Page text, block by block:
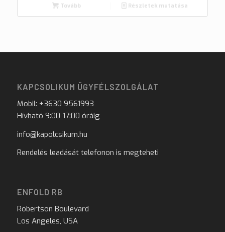
Tovább Részletek mutatása
KAPCSOLIKUM ÜGYFÉLSZOLGÁLAT
Mobil: +3630 9561993
Hívható 9:00-17:00 óráig
info@kapolcsikum.hu
Rendelés leadását telefonon is megteheti
ENFOLD RB
Robertson Boulevard
Los Angeles, USA